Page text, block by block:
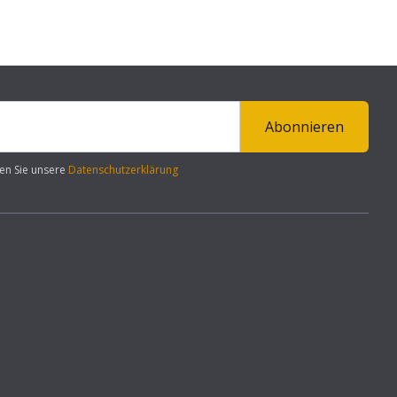
Abonnieren
Sie unsere Datenschutzerklärung